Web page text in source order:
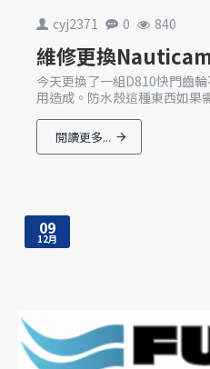
cyj2371 0 840
維修更換
今天更換了一組D810快門齒
用造成。防水殼這種東西如果
閱讀更多...
09
12月